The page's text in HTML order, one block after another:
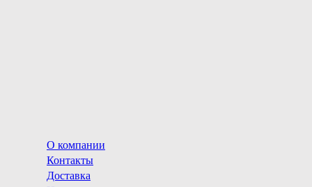
О компании
Контакты
Доставка